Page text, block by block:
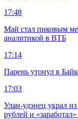
17:48
Май стал пиковым
аналитикой в ВТБ
17:14
Парень утонул в
17:03
Улан-удэнец украл
рублей и